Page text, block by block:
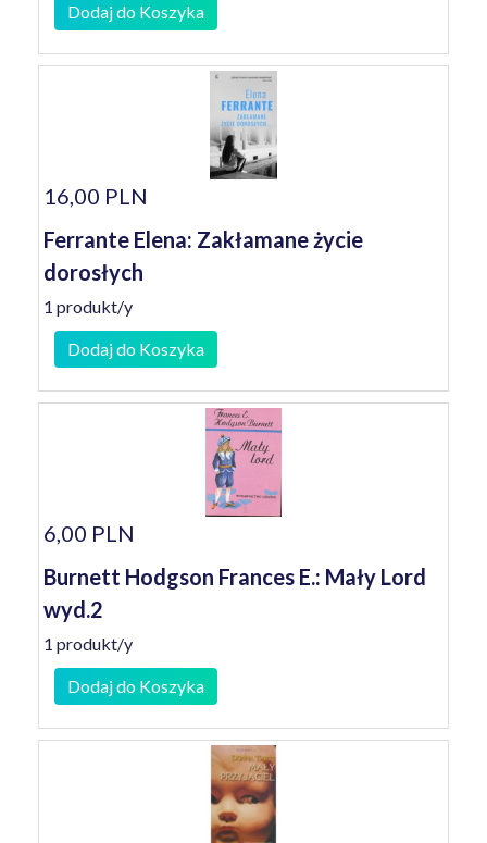
Dodaj do Koszyka
16,00 PLN
Ferrante Elena: Zakłamane życie
dorosłych
1 produkt/y
Dodaj do Koszyka
6,00 PLN
Burnett Hodgson Frances E.: Mały Lord
wyd.2
1 produkt/y
Dodaj do Koszyka